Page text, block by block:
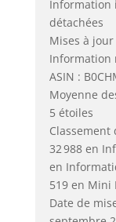
Information
détachées
Mises à
Information
ASIN :
Moyenne
5 étoiles
Classement
32 988 en
en
519 en Mini
Date de